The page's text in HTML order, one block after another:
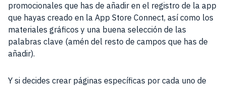
promocionales que has de añadir en el registro de la app
que hayas creado en la App Store Connect, así como los
materiales gráficos y una buena selección de las
palabras clave (amén del resto de campos que has de
añadir).
Y si decides crear páginas específicas por cada uno de